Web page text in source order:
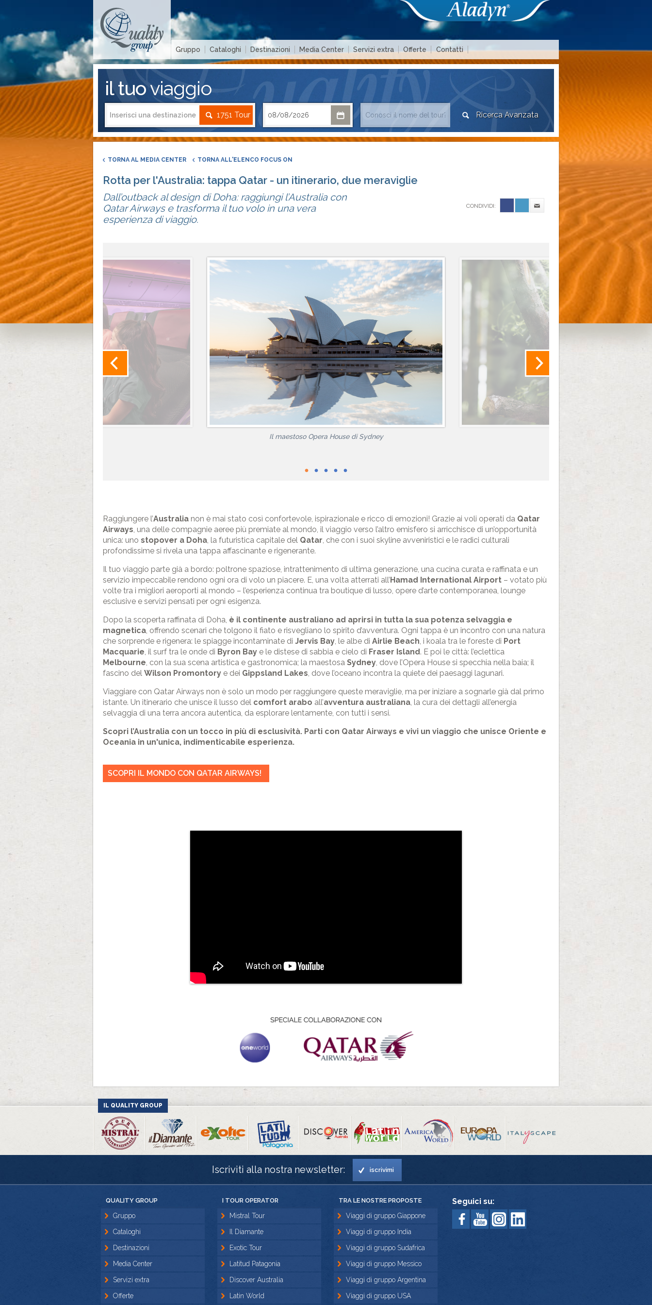
Gruppo Cataloghi Destinazioni Media Center Servizi extra Offerte Contatti
Area agenzie di viaggio
il tuoviaggio
TORNA AL MEDIA CENTER TORNA ALL'ELENCO FOCUS ON
Rotta per l'Australia: tappa Qatar - un itinerario, due meraviglie
Dall’outback al design di Doha: raggiungi l’Australia con
Qatar Airways e trasforma il tuo volo in una vera
esperienza di viaggio.
CONDIVIDI:
Il maestoso Opera House di Sydney
Raggiungere l’Australia non è mai stato così confortevole, ispirazionale e ricco di emozioni! Grazie ai voli operati da Qatar
Airways , una delle compagnie aeree più premiate al mondo, il viaggio verso l’altro emisfero si arricchisce di un’opportunità
unica: uno stopover a Doha , la futuristica capitale del Qatar , che con i suoi skyline avveniristici e le radici culturali
profondissime si rivela una tappa affascinante e rigenerante.
Il tuo viaggio parte già a bordo: poltrone spaziose, intrattenimento di ultima generazione, una cucina curata e raffinata e un
servizio impeccabile rendono ogni ora di volo un piacere. E, una volta atterrati all’Hamad International Airport – votato più
volte tra i migliori aeroporti al mondo – l’esperienza continua tra boutique di lusso, opere d’arte contemporanea, lounge
esclusive e servizi pensati per ogni esigenza.
Dopo la scoperta raffinata di Doha, è il continente australiano ad aprirsi in tutta la sua potenza selvaggia e
magnetica , offrendo scenari che tolgono il fiato e risvegliano lo spirito d’avventura. Ogni tappa è un incontro con una natura
che sorprende e rigenera: le spiagge incontaminate di Jervis Bay , le albe di Airlie Beach , i koala tra le foreste di Port
Macquarie , il surf tra le onde di Byron Bay e le distese di sabbia e cielo di Fraser Island. E poi le città: l’eclettica
Melbourne , con la sua scena artistica e gastronomica; la maestosa Sydney , dove l’Opera House si specchia nella baia; il
fascino del Wilson Promontory e dei Gippsland Lakes , dove l’oceano incontra la quiete dei paesaggi lagunari.
Viaggiare con Qatar Airways non è solo un modo per raggiungere queste meraviglie, ma per iniziare a sognarle già dal primo
istante. Un itinerario che unisce il lusso del comfort arabo all’avventura australiana , la cura dei dettagli all’energia
selvaggia di una terra ancora autentica, da esplorare lentamente, con tutti i sensi.
Scopri l’Australia con un tocco in più di esclusività. Parti con Qatar Airways e vivi un viaggio che unisce Oriente e
Oceania in un'unica, indimenticabile esperienza.
SCOPRI IL MONDO CON QATAR AIRWAYS!
IL QUALITY GROUP
Iscriviti alla nostra newsletter: iscrivimi
QUALITY GROUP
Gruppo
Cataloghi
Destinazioni
Media Center
Servizi extra
Offerte
I TOUR OPERATOR
Mistral Tour
Il Diamante
Exotic Tour
Latitud Patagonia
Discover Australia
Latin World
TRA LE NOSTRE PROPOSTE
Viaggi di gruppo Giappone
Viaggi di gruppo India
Viaggi di gruppo Sudafrica
Viaggi di gruppo Messico
Viaggi di gruppo Argentina
Viaggi di gruppo USA
Seguici su: